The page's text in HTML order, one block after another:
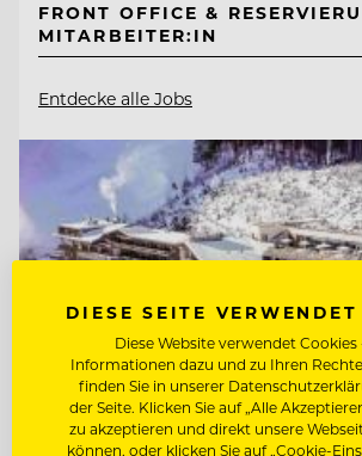
FRONT OFFICE &
MITARBEITER:IN
Entdecke alle Jobs
DIESE SEITE
Diese Website verwendet Cookies
Informationen dazu und zu Ihren
finden Sie in unserer
der Seite. Klicken Sie auf „Alle
zu akzeptieren und direkt unsere
können, oder klicken Sie auf „Cookie-